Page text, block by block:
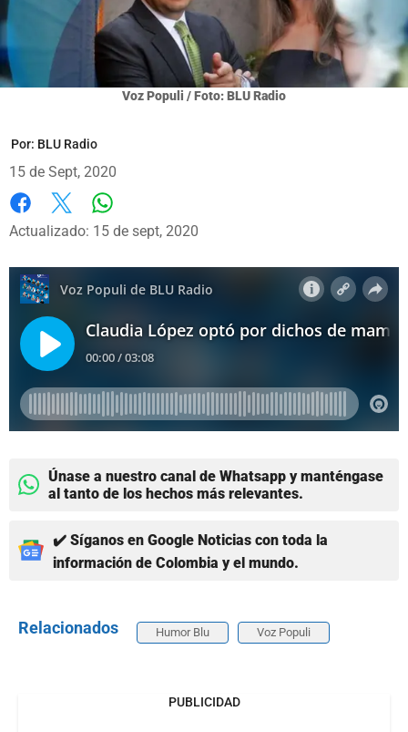
Voz Populi / Foto: BLU Radio
Por: BLU Radio
15 de Sept, 2020
Facebook
X
Actualizado: 15 de sept, 2020
Únase a nuestro canal de Whatsapp y manténgase
al tanto de los hechos más relevantes.
✔️ Síganos en Google Noticias con toda la
información de Colombia y el mundo.
Relacionados Humor Blu Voz Populi
PUBLICIDAD